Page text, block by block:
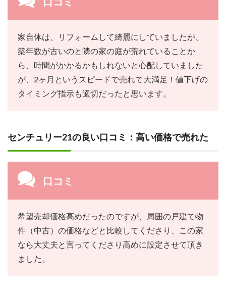
家自体は、リフォームして綺麗にしていましたが、
築年数が古いのと隣の家の庭が荒れていることか
ら、時間がかかるかもしれないと心配していました
が、2ヶ月というスピードで売れて大満足！値下げの
タイミング指示も適切だったと思います。
センチュリー21の良い口コミ：高い価格で売れた
口コミ
希望売却価格高めだったのですが、周囲の戸建て物
件（中古）の価格などと比較してくださり、この家
なら大丈夫と言ってくださり高めに設定させて頂き
ました。